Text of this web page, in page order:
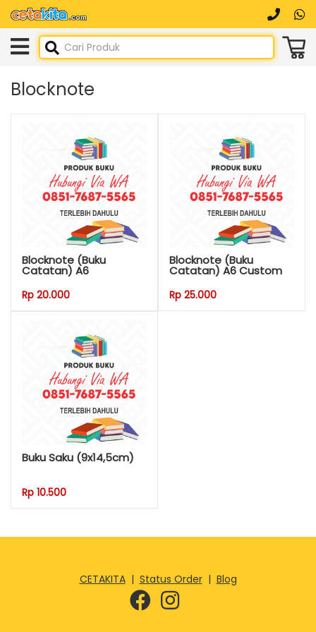
Blocknote
Blocknote (Buku
Catatan) A6
Rp 20.000
Blocknote (Buku
Catatan) A6 Custom
Rp 25.000
Buku Saku (9x14,5cm)
Rp 10.500
CETAKITA| Status Order| Blog